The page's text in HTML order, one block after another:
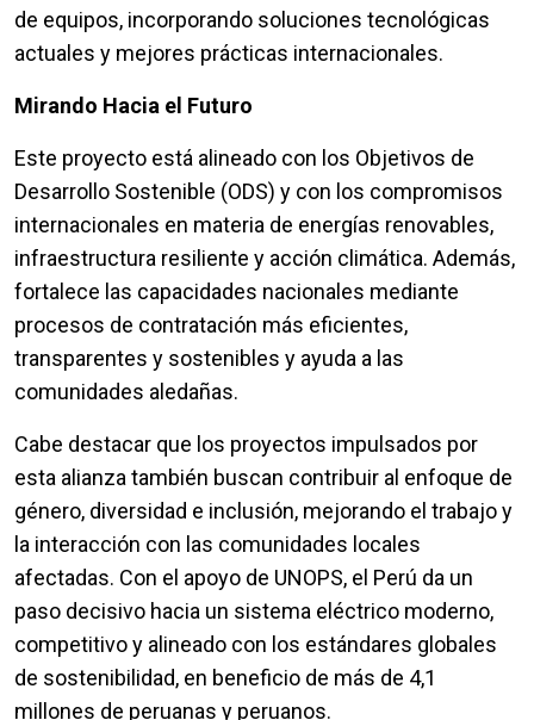
de equipos, incorporando soluciones tecnológicas
actuales y mejores prácticas internacionales.
Mirando Hacia el Futuro
Este proyecto está alineado con los Objetivos de
Desarrollo Sostenible (ODS) y con los compromisos
internacionales en materia de energías renovables,
infraestructura resiliente y acción climática. Además,
fortalece las capacidades nacionales mediante
procesos de contratación más eficientes,
transparentes y sostenibles y ayuda a las
comunidades aledañas.
Cabe destacar que los proyectos impulsados por
esta alianza también buscan contribuir al enfoque de
género, diversidad e inclusión, mejorando el trabajo y
la interacción con las comunidades locales
afectadas. Con el apoyo de UNOPS, el Perú da un
paso decisivo hacia un sistema eléctrico moderno,
competitivo y alineado con los estándares globales
de sostenibilidad, en beneficio de más de 4,1
millones de peruanas y peruanos.